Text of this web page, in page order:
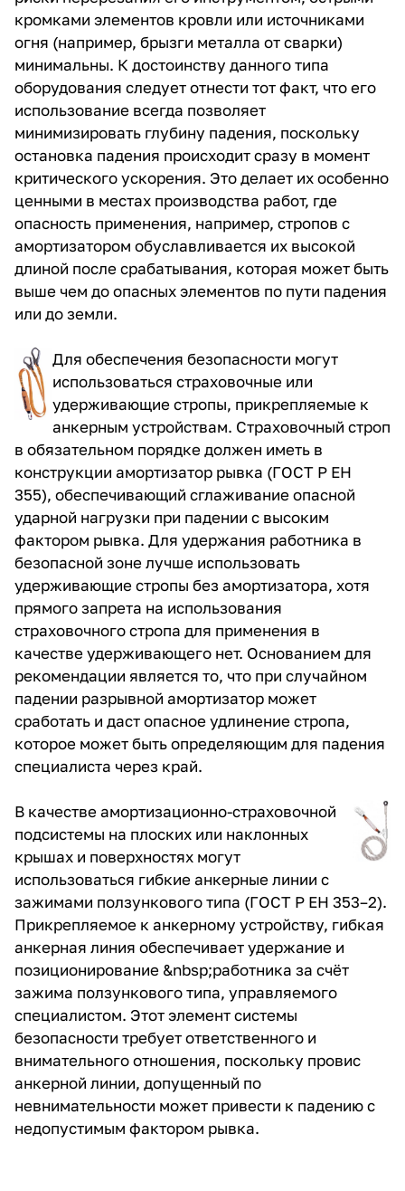
кромками элементов кровли или источниками
огня (например, брызги металла от сварки)
минимальны. К достоинству данного типа
оборудования следует отнести тот факт, что его
использование всегда позволяет
минимизировать глубину падения, поскольку
остановка падения происходит сразу в момент
критического ускорения. Это делает их особенно
ценными в местах производства работ, где
опасность применения, например, стропов с
амортизатором обуславливается их высокой
длиной после срабатывания, которая может быть
выше чем до опасных элементов по пути падения
или до земли.
Для обеспечения безопасности могут
использоваться страховочные или
удерживающие стропы, прикрепляемые к
анкерным устройствам. Страховочный строп
в обязательном порядке должен иметь в
конструкции амортизатор рывка (ГОСТ Р ЕН
355), обеспечивающий сглаживание опасной
ударной нагрузки при падении с высоким
фактором рывка. Для удержания работника в
безопасной зоне лучше использовать
удерживающие стропы без амортизатора, хотя
прямого запрета на использования
страховочного стропа для применения в
качестве удерживающего нет. Основанием для
рекомендации является то, что при случайном
падении разрывной амортизатор может
сработать и даст опасное удлинение стропа,
которое может быть определяющим для падения
специалиста через край.
В качестве амортизационно-страховочной
подсистемы на плоских или наклонных
крышах и поверхностях могут
использоваться гибкие анкерные линии с
зажимами ползункового типа (ГОСТ Р ЕН 353–2).
Прикрепляемое к анкерному устройству, гибкая
анкерная линия обеспечивает удержание и
позиционирование &nbsp;работника за счёт
зажима ползункового типа, управляемого
специалистом. Этот элемент системы
безопасности требует ответственного и
внимательного отношения, поскольку провис
анкерной линии, допущенный по
невнимательности может привести к падению с
недопустимым фактором рывка.